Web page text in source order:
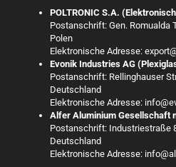
POLTRONIC S.A.
Postanschrift: Gen. Romualda
Polen
Elektronische Adresse:
Evonik Industries AG
Postanschrift: Rellinghauser
Deutschland
Elektronische Adresse:
Alfer Aluminium Gesellschaft
Postanschrift: Industriestraße
Deutschland
Elektronische Adresse: